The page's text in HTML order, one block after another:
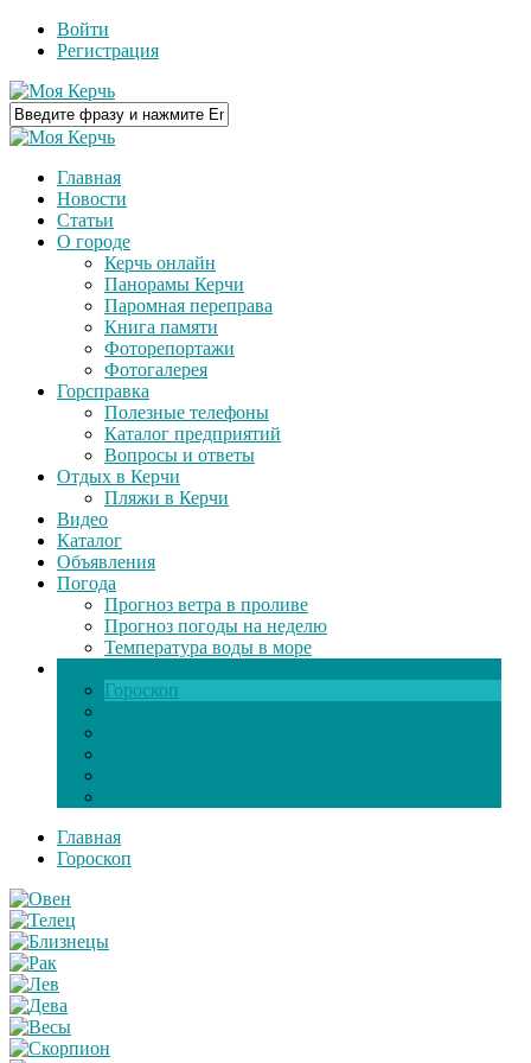
Войти
Регистрация
Главная
Новости
Статьи
О городе
Керчь онлайн
Панорамы Керчи
Паромная переправа
Книга памяти
Фоторепортажи
Фотогалерея
Горсправка
Полезные телефоны
Каталог предприятий
Вопросы и ответы
Отдых в Керчи
Пляжи в Керчи
Видео
Каталог
Объявления
Погода
Прогноз ветра в проливе
Прогноз погоды на неделю
Температура воды в море
Гороскоп
Главная
Гороскоп